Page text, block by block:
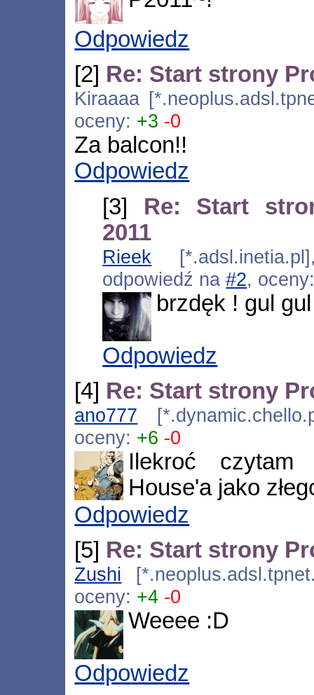
Odpowiedz
[2] Re: Start strony
Kiraaaa
oceny: +3 -0
Za balcon!!
Odpowiedz
[3] Re: Start
2011
Rieek
odpowiedź na#2,
brzdęk ! gul
Odpowiedz
[4] Re: Start strony
ano777
oceny: +6 -0
Ilekroć
House'a jako
Odpowiedz
[5] Re: Start strony
Zushi
oceny: +4 -0
Weeee :D
Odpowiedz